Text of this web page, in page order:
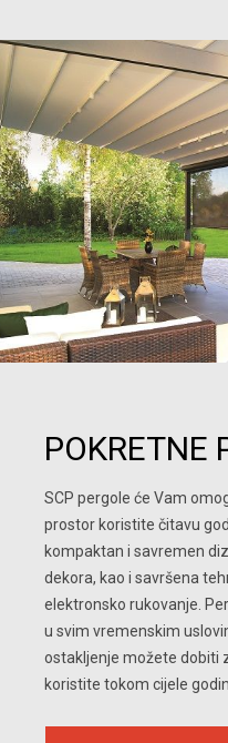
POKRETNE
SCP pergole će Vam
prostor koristite čitavu
kompaktan i savremen
dekora, kao i savršena
elektronsko rukovanje.
u svim vremenskim
ostakljenje možete dobiti
koristite tokom cijele